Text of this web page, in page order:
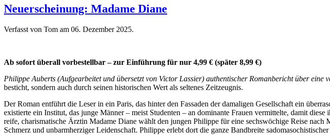
Neuerscheinung: Madame Diane
Verfasst von Tom am 06. Dezember 2025.
Ab sofort überall vorbestellbar – zur Einführung für nur 4,99 € (später 8,99 €)
Philippe Auberts (Aufgearbeitet und übersetzt von Victor Lassier) authentischer Romanbericht über eine
besticht, sondern auch durch seinen historischen Wert als seltenes Zeitzeugnis.
Der Roman entführt die Leser in ein Paris, das hinter den Fassaden der damaligen Gesellschaft ein
existierte ein Institut, das junge Männer – meist Studenten – an dominante Frauen vermittelte, damit
reife, charismatische Ärztin Madame Diane wählt den jungen Philippe für eine sechswöchige Reise
Schmerz und unbarmherziger Leidenschaft. Philippe erlebt dort die ganze Bandbreite